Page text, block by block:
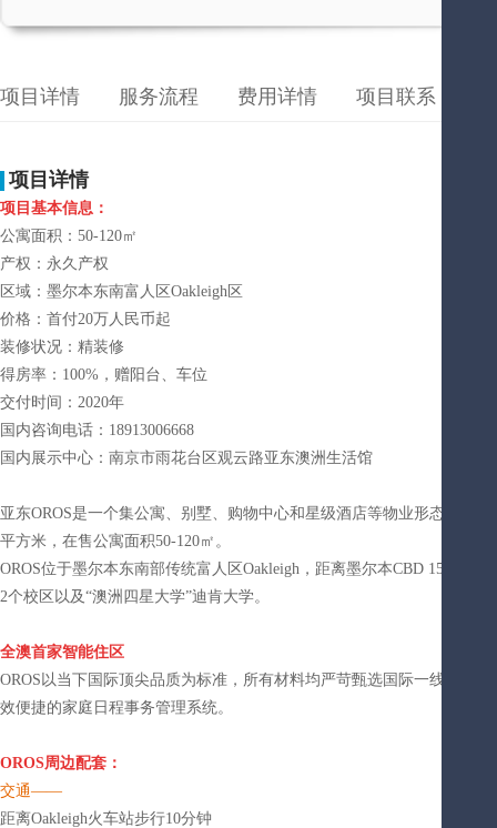
项目详情 服务流程 费用详情 项目联系
项目详情
项目基本信息：
公寓面积：50-120㎡
产权：永久产权
区域：墨尔本东南富人区Oakleigh区
价格：首付20万人民币起
装修状况：精装修
得房率：100%，赠阳台、车位
交付时间：2020年
国内咨询电话：18913006668
国内展示中心：南京市雨花台区观云路亚东澳洲生活馆
亚东OROS是一个集公寓、别墅、购物中心和星级酒店等物业形态于一
平方米，在售公寓面积50-120㎡。
OROS位于墨尔本东南部传统富人区Oakleigh，距离墨尔本CBD 15公
2个校区以及“澳洲四星大学”迪肯大学。
全澳首家智能住区
OROS以当下国际顶尖品质为标准，所有材料均严苛甄选国际一线品牌
效便捷的家庭日程事务管理系统。
OROS周边配套：
交通——
距离Oakleigh火车站步行10分钟